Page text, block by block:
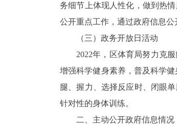
务细节上体现人性化，做到热
公开重点工作，通过政府信息公
（三）政务开放日活动
2022年，区体育局努力克
增强科学健身素养，普及科学
腿、握力、选择反应时、闭眼
针对性的身体训练。
二、主动公开政府信息情况